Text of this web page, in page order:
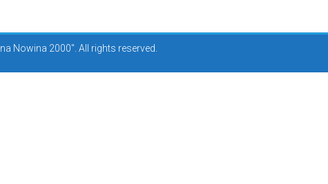
Nowina 2000". All rights reserved.